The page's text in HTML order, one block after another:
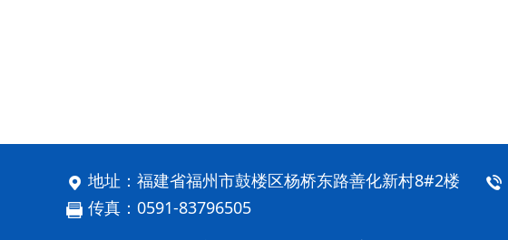
地址：福建省福州市鼓楼区杨桥东路善化新村8#2楼
传真：0591-83796505